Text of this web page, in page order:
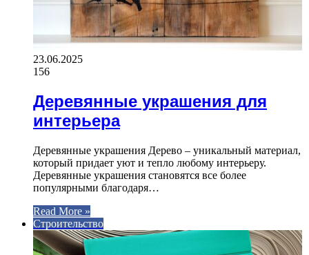
23.06.2025
156
Деревянные украшения для
интерьера
Деревянные украшения Дерево – уникальный материал,
который придает уют и тепло любому интерьеру.
Деревянные украшения становятся все более
популярными благодаря…
Read More »
Строительство